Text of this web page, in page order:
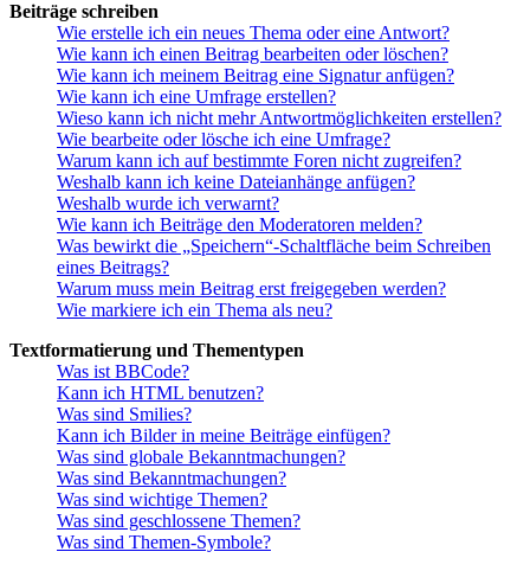
Beiträge schreiben
Wie erstelle ich ein neues Thema oder eine Antwort?
Wie kann ich einen Beitrag bearbeiten oder löschen?
Wie kann ich meinem Beitrag eine Signatur anfügen?
Wie kann ich eine Umfrage erstellen?
Wieso kann ich nicht mehr Antwortmöglichkeiten erstellen?
Wie bearbeite oder lösche ich eine Umfrage?
Warum kann ich auf bestimmte Foren nicht zugreifen?
Weshalb kann ich keine Dateianhänge anfügen?
Weshalb wurde ich verwarnt?
Wie kann ich Beiträge den Moderatoren melden?
Was bewirkt die „Speichern“-Schaltfläche beim Schreiben
eines Beitrags?
Warum muss mein Beitrag erst freigegeben werden?
Wie markiere ich ein Thema als neu?
Textformatierung und Thementypen
Was ist BBCode?
Kann ich HTML benutzen?
Was sind Smilies?
Kann ich Bilder in meine Beiträge einfügen?
Was sind globale Bekanntmachungen?
Was sind Bekanntmachungen?
Was sind wichtige Themen?
Was sind geschlossene Themen?
Was sind Themen-Symbole?